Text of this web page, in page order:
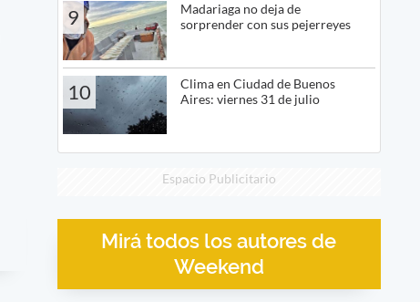
9
Madariaga no deja de
sorprender con sus pejerreyes
10
Clima en Ciudad de Buenos
Aires: viernes 31 de julio
Espacio Publicitario
Mirá todos los autores de
Weekend